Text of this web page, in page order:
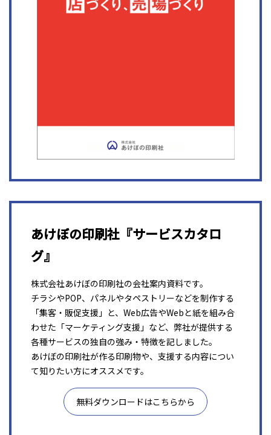
あけぼの印刷社『サービスカタロ
グ』
株式会社あけぼの印刷社の会社案内資料です。
チラシやPOP、パネルやタペストリーなどを制作する
「集客・販促支援」と、Web広告やWebと紙を組み合
わせた「マーケティング支援」など、弊社が提供する
各種サービスの独自の強み・特徴を記しました。
あけぼの印刷社が作る印刷物や、支援する内容につい
て知りたい方にオススメです。
無料ダウンロードはこちらから